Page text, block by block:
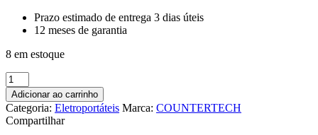
Prazo estimado de entrega 3 dias úteis
12 meses de garantia
8 em estoque
Fragmentadora
De
Papel
15
Folhas
Adicionar ao carrinho
Categoria: Eletroportáteis Marca: COUNTERTECH
Compartilhar